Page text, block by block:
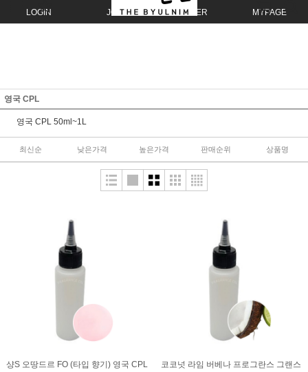
LOGIN JOIN ORDER MYPAGE
영국 CPL
영국 CPL 50ml~1L
최신순 낮은가격 높은가격 판매순위 상품명
샹S 오땅드르 FO (타입 향기) 영국 CPL
코코넛 라임 버베나 프로그란스 그랜스